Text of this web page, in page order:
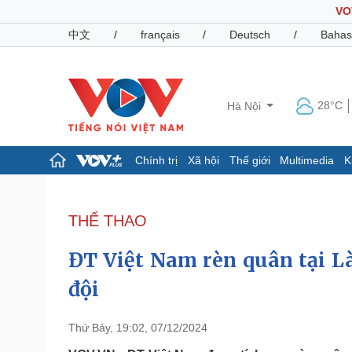
中文
/ français / Deutsch /
Hà Nội 28°C
Chính trị Xã hội Thế giới Multimedia
Đảng
Tổ chức nhân sự
Nhận diện sự thật
Dấu ấn VOV
Pháp luật
THỂ THAO
ĐT Việt Nam rèn quân tại
đội
Thứ Bảy, 19:02, 07/12/2024